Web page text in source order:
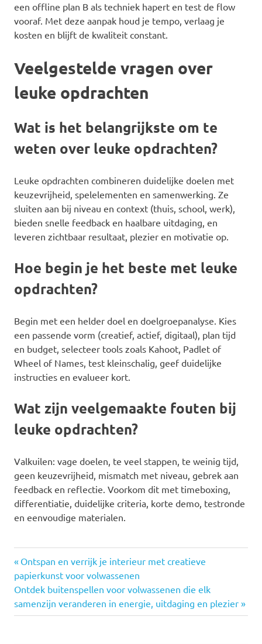
een offline plan B als techniek hapert en test de flow
vooraf. Met deze aanpak houd je tempo, verlaag je
kosten en blijft de kwaliteit constant.
Veelgestelde vragen over
leuke opdrachten
Wat is het belangrijkste om te
weten over leuke opdrachten?
Leuke opdrachten combineren duidelijke doelen met
keuzevrijheid, spelelementen en samenwerking. Ze
sluiten aan bij niveau en context (thuis, school, werk),
bieden snelle feedback en haalbare uitdaging, en
leveren zichtbaar resultaat, plezier en motivatie op.
Hoe begin je het beste met leuke
opdrachten?
Begin met een helder doel en doelgroepanalyse. Kies
een passende vorm (creatief, actief, digitaal), plan tijd
en budget, selecteer tools zoals Kahoot, Padlet of
Wheel of Names, test kleinschalig, geef duidelijke
instructies en evalueer kort.
Wat zijn veelgemaakte fouten bij
leuke opdrachten?
Valkuilen: vage doelen, te veel stappen, te weinig tijd,
geen keuzevrijheid, mismatch met niveau, gebrek aan
feedback en reflectie. Voorkom dit met timeboxing,
differentiatie, duidelijke criteria, korte demo, testronde
en eenvoudige materialen.
Post
navigation
Previous
Post:
Ontspan en verrijk je interieur met creatieve
papierkunst voor volwassenen
Next
Post:
Ontdek buitenspellen voor volwassenen die elk
samenzijn veranderen in energie, uitdaging en plezier